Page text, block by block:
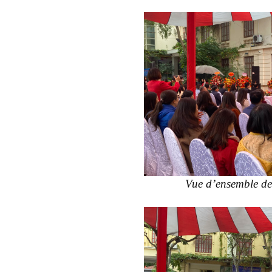
Vue d’ensemble